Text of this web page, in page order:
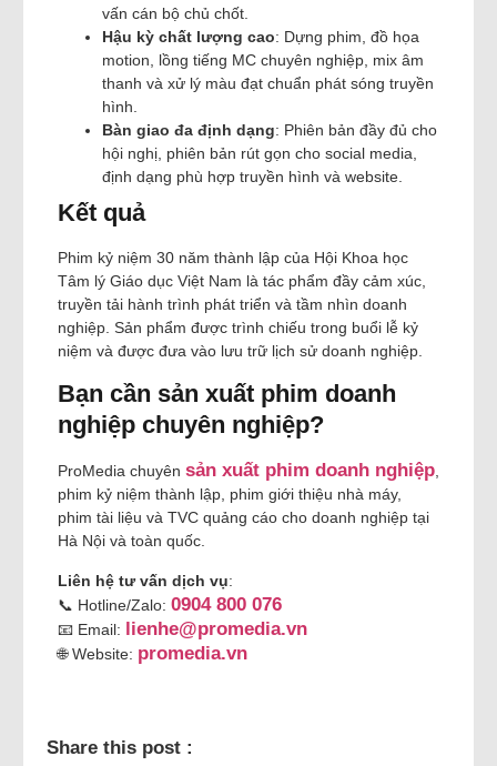
vấn cán bộ chủ chốt.
Hậu kỳ chất lượng cao: Dựng phim, đồ họa
motion, lồng tiếng MC chuyên nghiệp, mix âm
thanh và xử lý màu đạt chuẩn phát sóng truyền
hình.
Bàn giao đa định dạng: Phiên bản đầy đủ cho
hội nghị, phiên bản rút gọn cho social media,
định dạng phù hợp truyền hình và website.
Kết quả
Phim kỷ niệm 30 năm thành lập của Hội Khoa học
Tâm lý Giáo dục Việt Nam là tác phẩm đầy cảm xúc,
truyền tải hành trình phát triển và tầm nhìn doanh
nghiệp. Sản phẩm được trình chiếu trong buổi lễ kỷ
niệm và được đưa vào lưu trữ lịch sử doanh nghiệp.
Bạn cần sản xuất phim doanh
nghiệp chuyên nghiệp?
ProMedia chuyên sản xuất phim doanh nghiệp
phim kỷ niệm thành lập, phim giới thiệu nhà máy,
phim tài liệu và TVC quảng cáo cho doanh nghiệp tại
Hà Nội và toàn quốc.
Liên hệ tư vấn dịch vụ:
📞 Hotline/Zalo: 0904 800 076
📧 Email: lienhe@promedia.vn
🌐 Website: promedia.vn
Share this post :